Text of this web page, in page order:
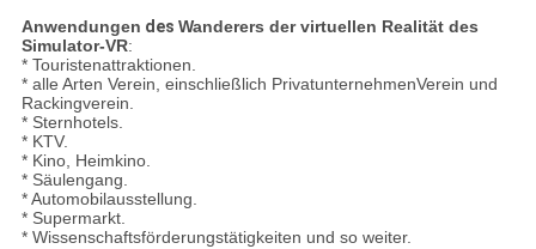
Anwendungen des Wanderers der virtuellen Realität des
Simulator-VR:
* Touristenattraktionen.
* alle Arten Verein, einschließlich PrivatunternehmenVerein und
Rackingverein.
* Sternhotels.
* KTV.
* Kino, Heimkino.
* Säulengang.
* Automobilausstellung.
* Supermarkt.
* Wissenschaftsförderungstätigkeiten und so weiter.